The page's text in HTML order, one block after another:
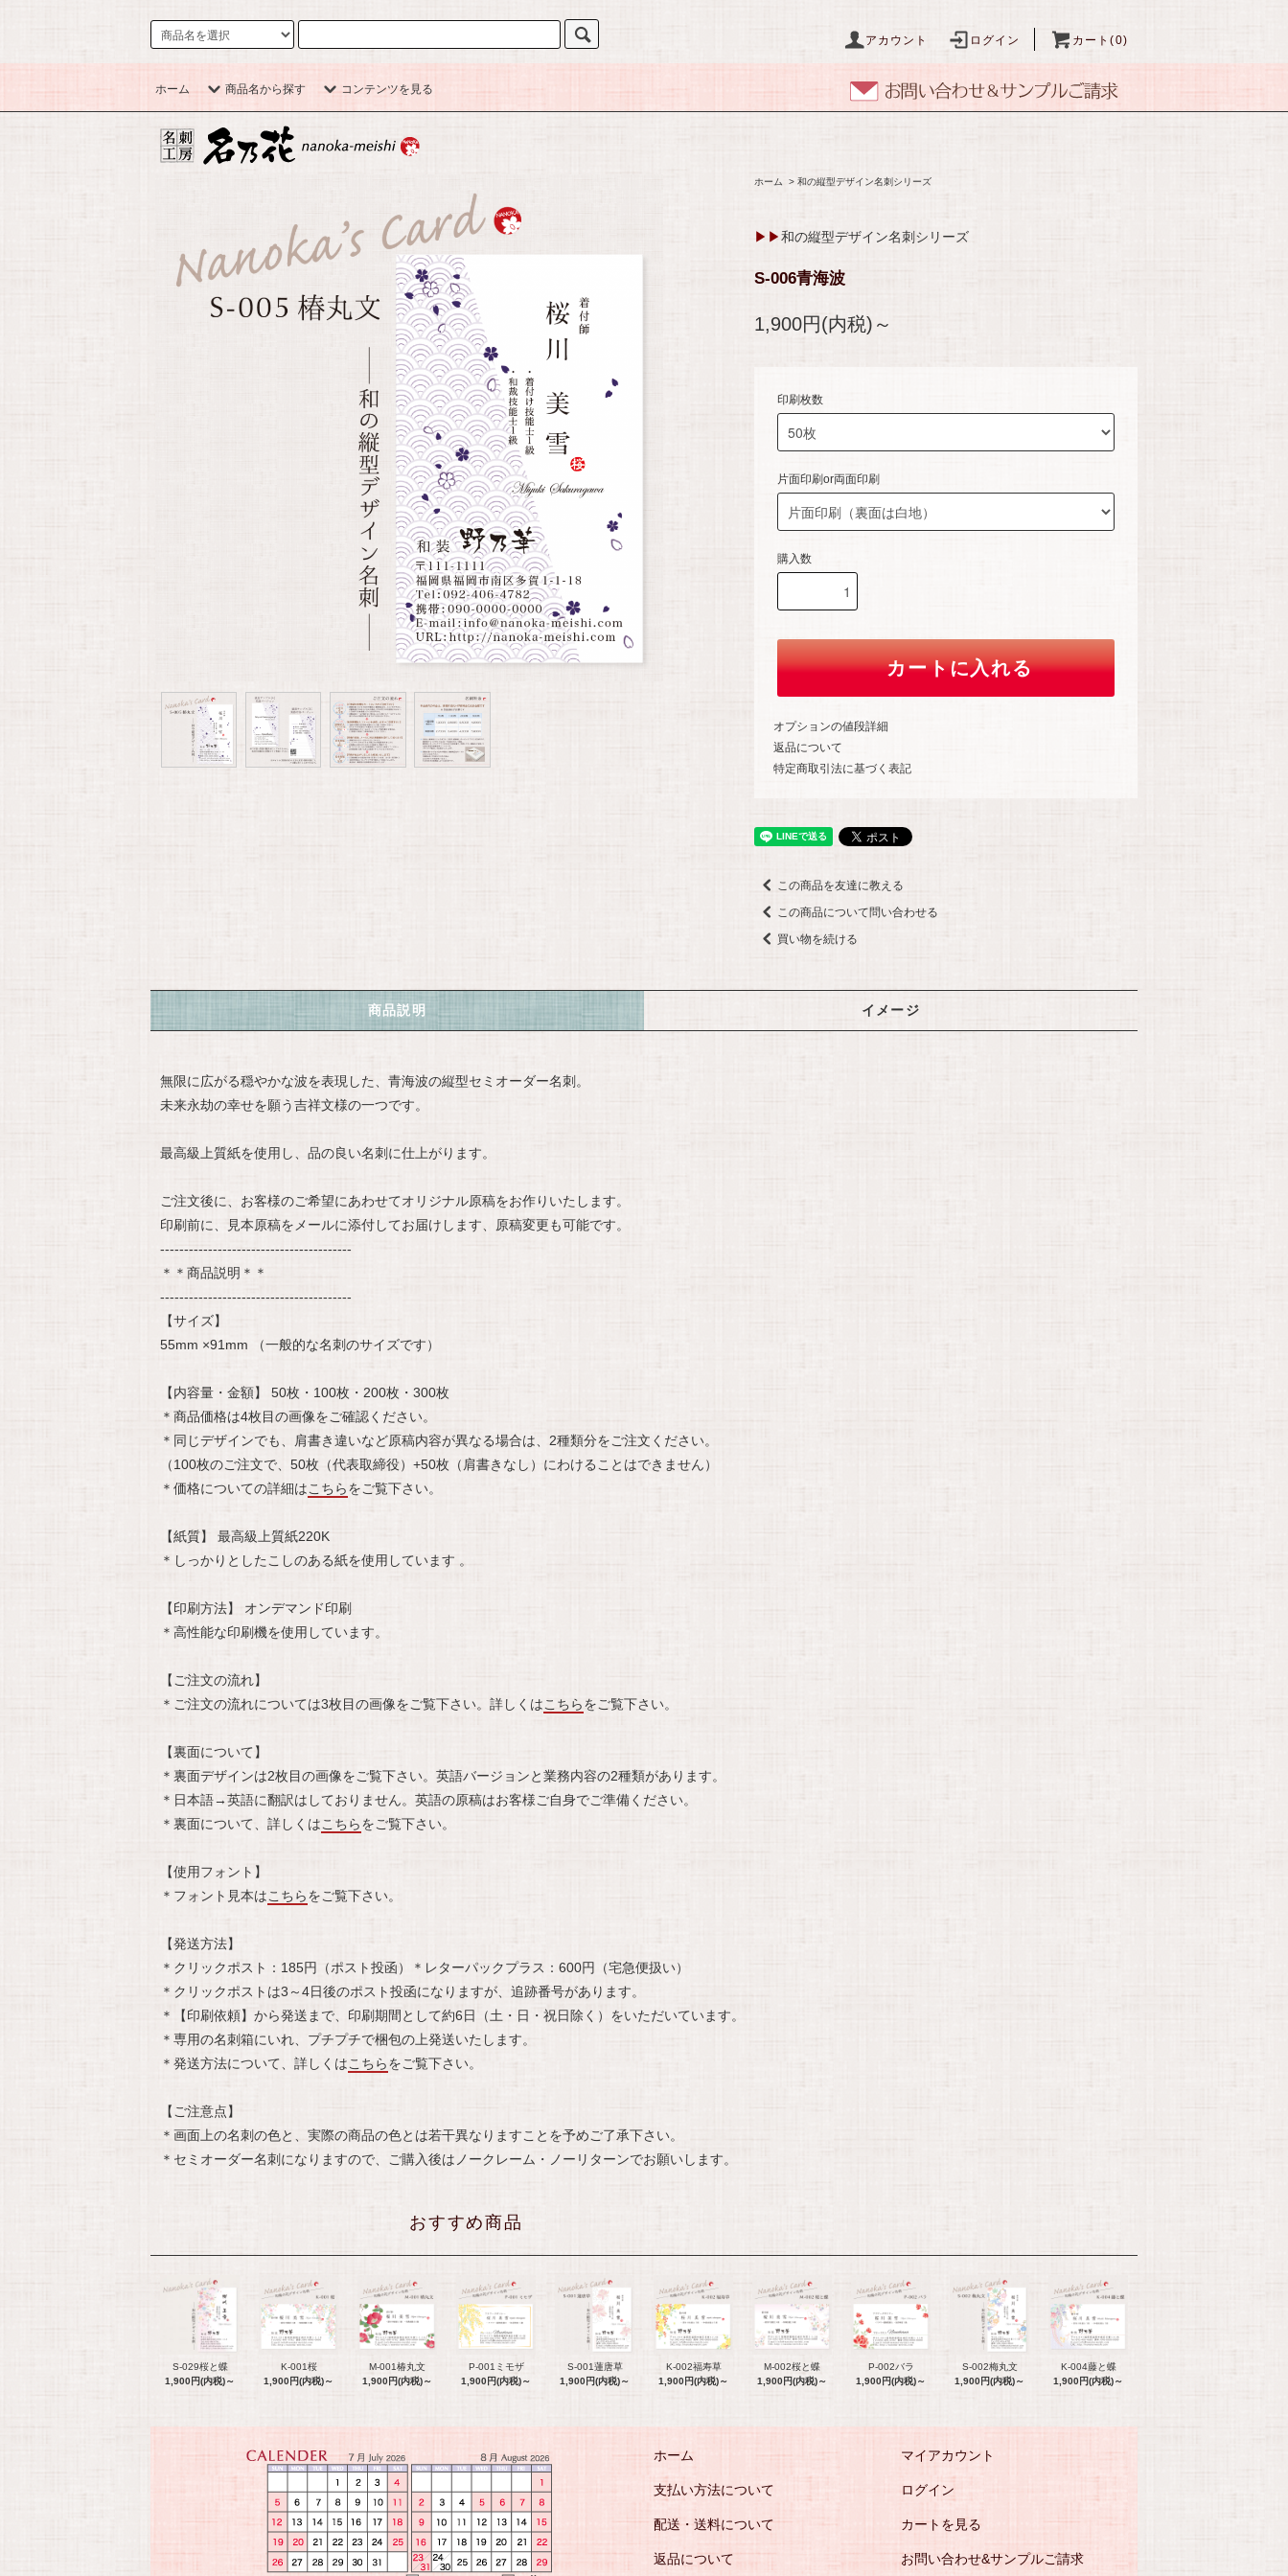
アカウント ログイン カート(0)
ホーム 商品名から探す コンテンツを見る
ホーム > 和の縦型デザイン名刺シリーズ
▶▶和の縦型デザイン名刺シリーズ
S-006青海波
1,900円(内税)～
印刷枚数
片面印刷or両面印刷
購入数
カートに入れる
オプションの値段詳細
返品について
特定商取引法に基づく表記
この商品を友達に教える
この商品について問い合わせる
買い物を続ける
商品説明 イメージ
無限に広がる穏やかな波を表現した、青海波の縦型セミオーダー名刺。
未来永劫の幸せを願う吉祥文様の一つです。
最高級上質紙を使用し、品の良い名刺に仕上がります。
ご注文後に、お客様のご希望にあわせてオリジナル原稿をお作りいたします。
印刷前に、見本原稿をメールに添付してお届けします、原稿変更も可能です。
----------------------------------------
＊＊商品説明＊＊
----------------------------------------
【サイズ】
55mm ×91mm （一般的な名刺のサイズです）
【内容量・金額】 50枚・100枚・200枚・300枚
＊商品価格は4枚目の画像をご確認ください。
＊同じデザインでも、肩書き違いなど原稿内容が異なる場合は、2種類分をご注文ください。
（100枚のご注文で、50枚（代表取締役）+50枚（肩書きなし）にわけることはできません）
＊価格についての詳細はこちらをご覧下さい。
【紙質】 最高級上質紙220K
＊しっかりとしたこしのある紙を使用しています 。
【印刷方法】 オンデマンド印刷
＊高性能な印刷機を使用しています。
【ご注文の流れ】
＊ご注文の流れについては3枚目の画像をご覧下さい。詳しくはこちらをご覧下さい。
【裏面について】
＊裏面デザインは2枚目の画像をご覧下さい。英語バージョンと業務内容の2種類があります。
＊日本語→英語に翻訳はしておりません。英語の原稿はお客様ご自身でご準備ください。
＊裏面について、詳しくはこちらをご覧下さい。
【使用フォント】
＊フォント見本はこちらをご覧下さい。
【発送方法】
＊クリックポスト：185円（ポスト投函）＊レターパックプラス：600円（宅急便扱い）
＊クリックポストは3～4日後のポスト投函になりますが、追跡番号があります。
＊【印刷依頼】から発送まで、印刷期間として約6日（土・日・祝日除く）をいただいています。
＊専用の名刺箱にいれ、プチプチで梱包の上発送いたします。
＊発送方法について、詳しくはこちらをご覧下さい。
【ご注意点】
＊画面上の名刺の色と、実際の商品の色とは若干異なりますことを予めご了承下さい。
＊セミオーダー名刺になりますので、ご購入後はノークレーム・ノーリターンでお願いします。
おすすめ商品
S-029桜と蝶
1,900円(内税)～
K-001桜
1,900円(内税)～
M-001椿丸文
1,900円(内税)～
P-001ミモザ
1,900円(内税)～
S-001蓮唐草
1,900円(内税)～
K-002福寿草
1,900円(内税)～
M-002桜と蝶
1,900円(内税)～
P-002バラ
1,900円(内税)～
S-002梅丸文
1,900円(内税)～
K-004藤と蝶
1,900円(内税)～
ホーム
支払い方法について
配送・送料について
返品について
マイアカウント
ログイン
カートを見る
お問い合わせ&サンプルご請求